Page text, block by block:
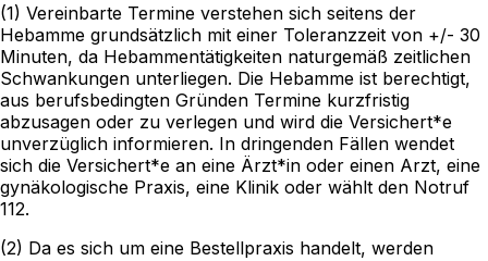
(1) Vereinbarte Termine verstehen sich seitens der
Hebamme grundsätzlich mit einer Toleranzzeit von +/- 30
Minuten, da Hebammentätigkeiten naturgemäß zeitlichen
Schwankungen unterliegen. Die Hebamme ist berechtigt,
aus berufsbedingten Gründen Termine kurzfristig
abzusagen oder zu verlegen und wird die Versichert*e
unverzüglich informieren. In dringenden Fällen wendet
sich die Versichert*e an eine Ärzt*in oder einen Arzt, eine
gynäkologische Praxis, eine Klinik oder wählt den Notruf
112.
(2) Da es sich um eine Bestellpraxis handelt, werden